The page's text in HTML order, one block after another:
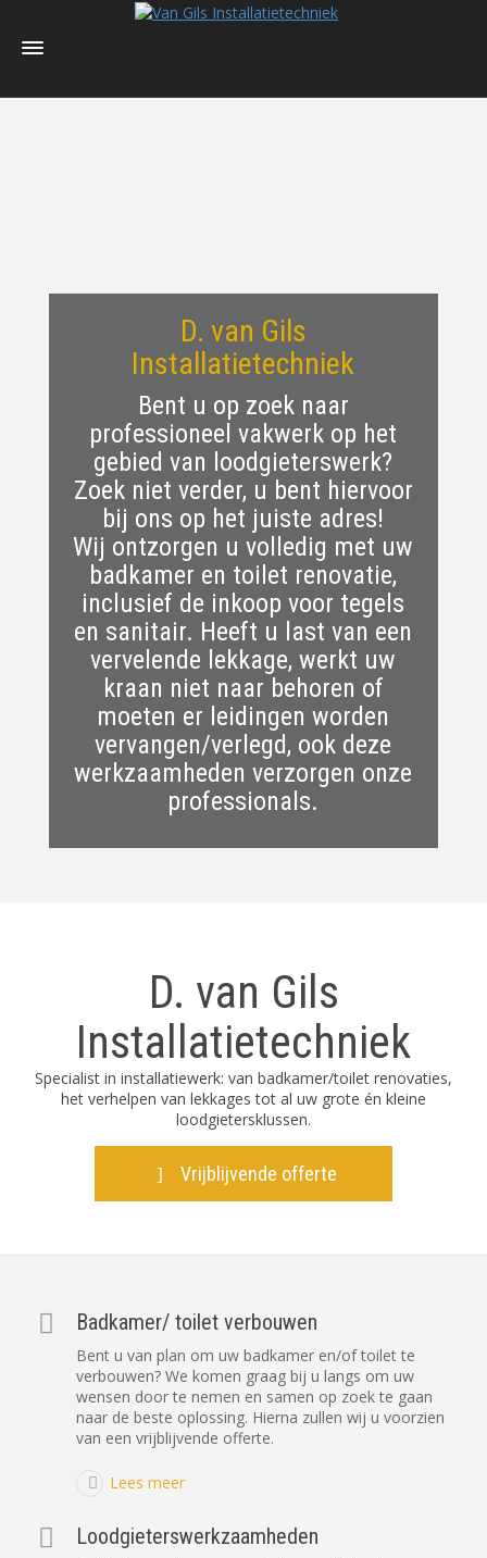
D. van Gils
Installatietechniek
Bent u op zoek naar
professioneel vakwerk op het
gebied van loodgieterswerk?
Zoek niet verder, u bent hiervoor
bij ons op het juiste adres!
Wij ontzorgen u volledig met uw
badkamer en toilet renovatie,
inclusief de inkoop voor tegels
en sanitair. Heeft u last van een
vervelende lekkage, werkt uw
kraan niet naar behoren of
moeten er leidingen worden
vervangen/verlegd, ook deze
werkzaamheden verzorgen onze
professionals.
D. van Gils
Installatietechniek
Specialist in installatiewerk: van badkamer/toilet renovaties,
het verhelpen van lekkages tot al uw grote én kleine
loodgietersklussen.
Vrijblijvende offerte
Badkamer/ toilet verbouwen
Bent u van plan om uw badkamer en/of toilet te
verbouwen? We komen graag bij u langs om uw
wensen door te nemen en samen op zoek te gaan
naar de beste oplossing. Hierna zullen wij u voorzien
van een vrijblijvende offerte.
Lees meer
Loodgieterswerkzaamheden